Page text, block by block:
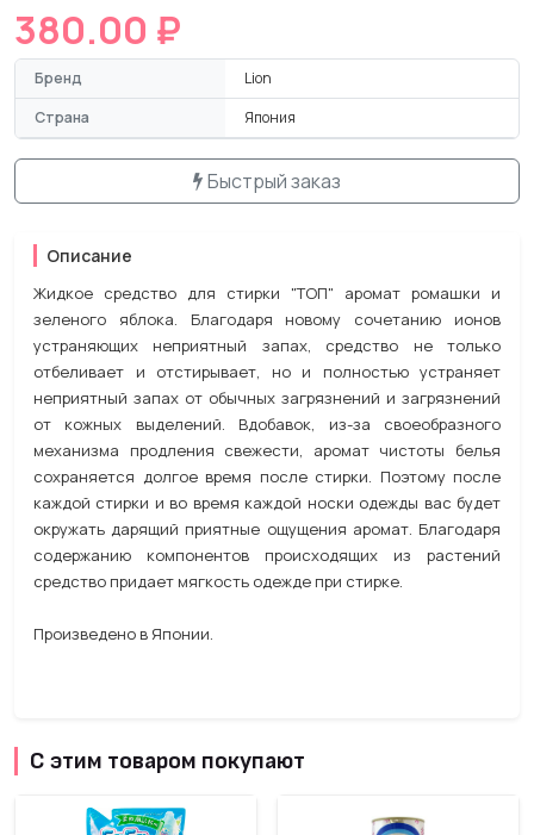
380.00 ₽
Бренд
Lion
Страна
Япония
Быстрый заказ
Описание
Жидкое средство для стирки "ТОП" аромат ромашки и
зеленого яблока. Благодаря новому сочетанию ионов
устраняющих неприятный запах, средство не только
отбеливает и отстирывает, но и полностью устраняет
неприятный запах от обычных загрязнений и загрязнений
от кожных выделений. Вдобавок, из-за своеобразного
механизма продления свежести, аромат чистоты белья
сохраняется долгое время после стирки. Поэтому после
каждой стирки и во время каждой носки одежды вас будет
окружать дарящий приятные ощущения аромат. Благодаря
содержанию компонентов происходящих из растений
средство придает мягкость одежде при стирке.
Произведено в Японии.
С этим товаром покупают